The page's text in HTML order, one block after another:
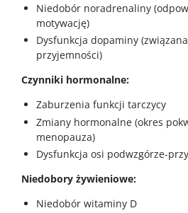
Niedobór noradrenaliny
motywację)
Dysfunkcja dopaminy
przyjemności)
Czynniki hormonalne:
Zaburzenia funkcji tarczycy
Zmiany hormonalne (okres
menopauza)
Dysfunkcja osi podwzgórze-
Niedobory żywieniowe:
Niedobór witaminy D